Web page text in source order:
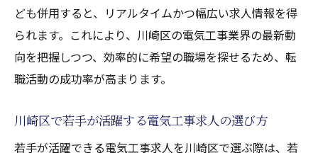
ども併用すると、リアルタイムかつ幅広い求人情報を得
られます。これにより、川崎区の電気工事業界の最新動
向を把握しつつ、効率的に希望の職場を探せるため、転
職活動の成功率が高まります。
川崎区で若手が活躍する電気工事求人の選び方
若手が活躍できる電気工事求人を川崎区で選ぶ際は、若